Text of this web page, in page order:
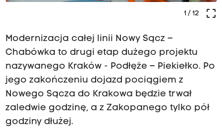
crop_free
1/ 12
Modernizacja całej linii Nowy Sącz –
Chabówka to drugi etap dużego projektu
nazywanego Kraków - Podłęże – Piekiełko. Po
jego zakończeniu dojazd pociągiem z
Nowego Sącza do Krakowa będzie trwał
zaledwie godzinę, a z Zakopanego tylko pół
godziny dłużej.